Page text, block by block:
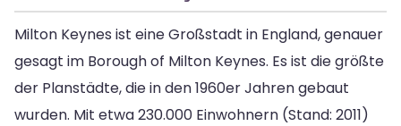
Milton Keynes ist eine Großstadt in England, genauer
gesagt im Borough of Milton Keynes. Es ist die größte
der Planstädte, die in den 1960er Jahren gebaut
wurden. Mit etwa 230.000 Einwohnern (Stand: 2011)